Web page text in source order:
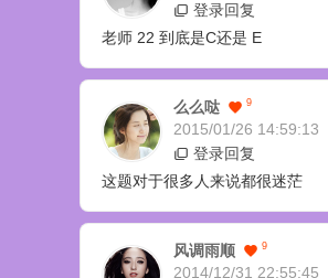
登录回复
老师 22 到底是C还是 E
么么哒 9
2015/01/26 14:59:13
登录回复
这题对于很多人来说都很迷茫
风调雨顺 9
2014/12/31 22:55:45